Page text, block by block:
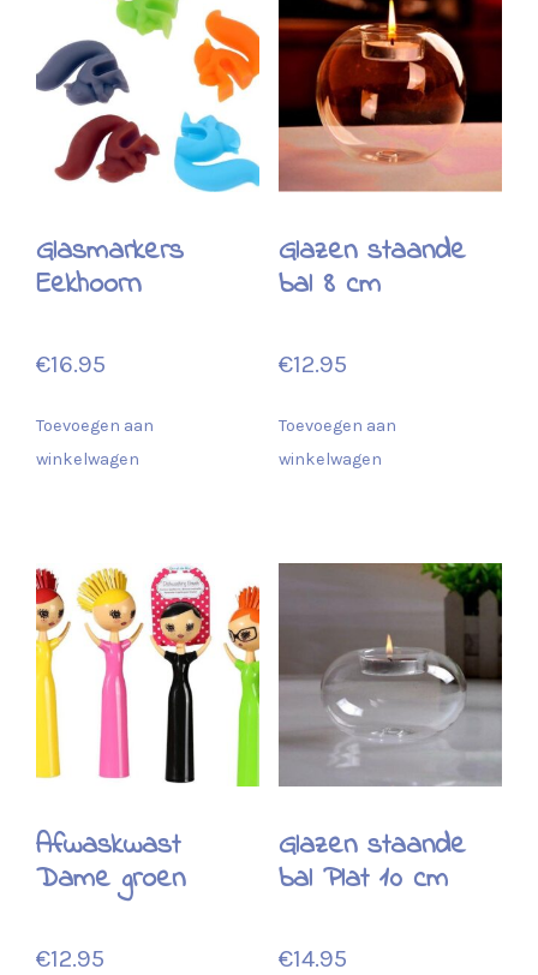
Glasmarkers
Eekhoorn
€16.95
Toevoegen aan
winkelwagen
Glazen staande
bal 8 cm
€12.95
Toevoegen aan
winkelwagen
Afwaskwast
Dame groen
€12.95
Glazen staande
bal Plat 10 cm
€14.95